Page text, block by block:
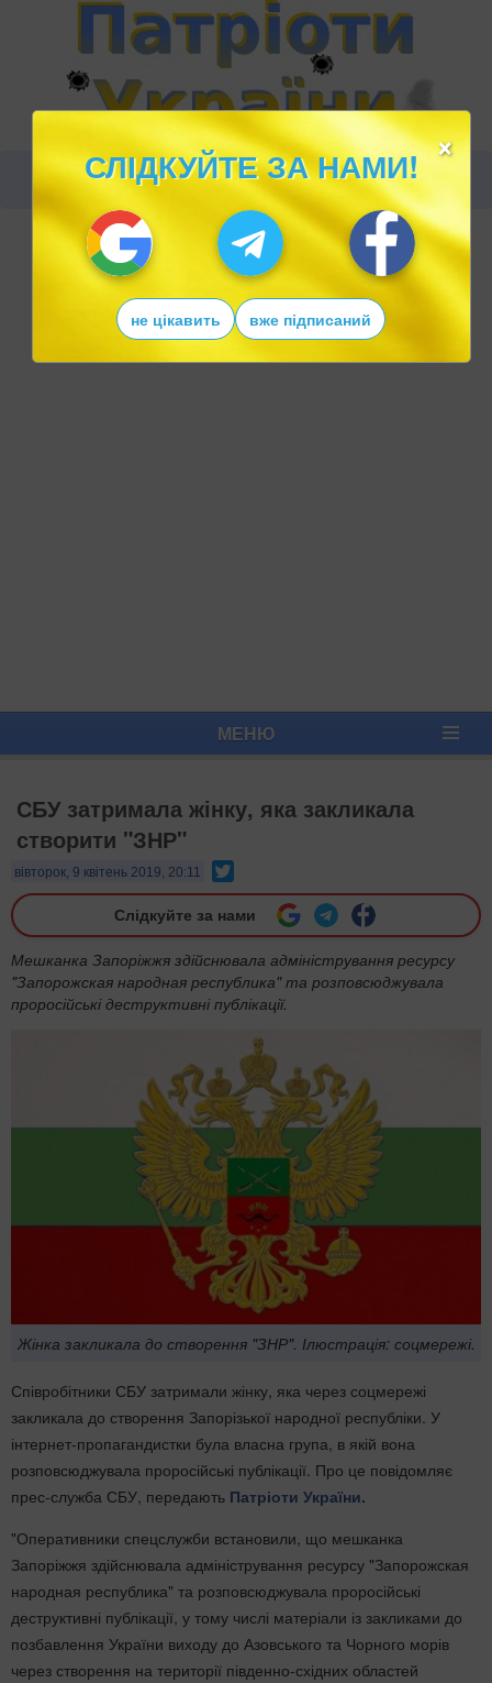
МЕНЮ
СБУ затримала жінку, яка закликала
створити "ЗНР"
вівторок, 9 квітень 2019, 20:11
Слідкуйте за нами
Мешканка Запоріжжя здійснювала адміністрування ресурсу
"Запорожская народная республика" та розповсюджувала
проросійські деструктивні публікації.
Жінка закликала до створення "ЗНР". Ілюстрація: соцмережі.
Співробітники СБУ затримали жінку, яка через соцмережі
закликала до створення Запорізької народної республіки. У
інтернет-пропагандистки була власна група, в якій вона
розповсюджувала проросійські публікації. Про це повідомляє
прес-служба СБУ, передають Патріоти України.
"Оперативники спецслужби встановили, що мешканка
Запоріжжя здійснювала адміністрування ресурсу "Запорожская
народная республика" та розповсюджувала проросійські
деструктивні публікації, у тому числі матеріали із закликами до
позбавлення України виходу до Азовського та Чорного морів
через створення на території південно-східних областей
×
СЛІДКУЙТЕ ЗА НАМИ!
не цікавить вже підписаний